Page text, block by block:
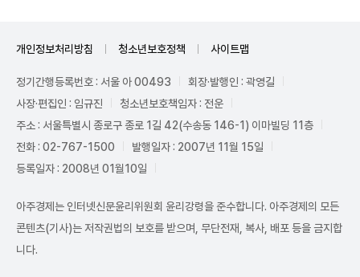
개인정보처리방침 청소년보호정책 사이트맵
정기간행등록번호 : 서울 아 00493
회장·발행인 : 곽영길
사장·편집인 : 임규진
청소년보호책임자 : 전운
주소 : 서울특별시 종로구 종로 1길 42(수송동 146-1) 이마빌딩 11층
전화 : 02-767-1500
발행일자 : 2007년 11월 15일
등록일자 : 2008년 01월10일
아주경제는 인터넷신문윤리위원회 윤리강령을 준수합니다. 아주경제의 모든
콘텐츠(기사)는 저작권법의 보호를 받으며, 무단전재, 복사, 배포 등을 금지합
니다.